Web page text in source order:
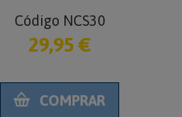
Código NCS30
29,95 €
COMPRAR